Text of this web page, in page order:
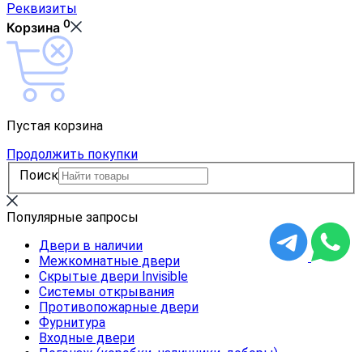
Реквизиты
Корзина 0
Пустая корзина
Продолжить покупки
Поиск
Популярные запросы
Двери в наличии
Межкомнатные двери
Скрытые двери Invisible
Системы открывания
Противопожарные двери
Фурнитура
Входные двери